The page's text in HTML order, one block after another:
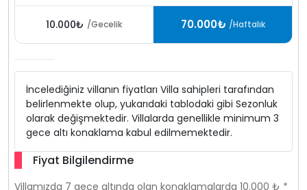
10.000₺ /Gecelik 70.000₺ /Haftalık
İncelediğiniz villanın fiyatları Villa sahipleri tarafından
belirlenmekte olup, yukarıdaki tablodaki gibi Sezonluk
olarak değişmektedir. Villalarda genellikle minimum 3
gece altı konaklama kabul edilmemektedir.
Fiyat Bilgilendirme
Villamızda 7 gece altında olan konaklamalarda 10.000 ₺ *